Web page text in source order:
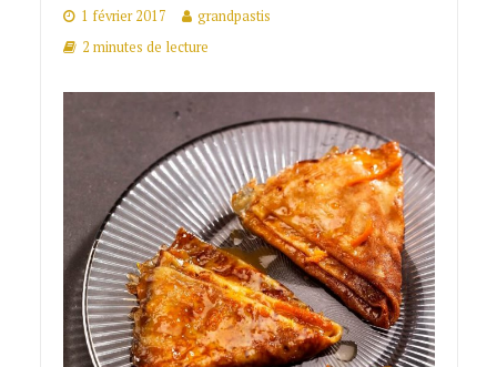
1 février 2017
grandpastis
2 minutes de lecture